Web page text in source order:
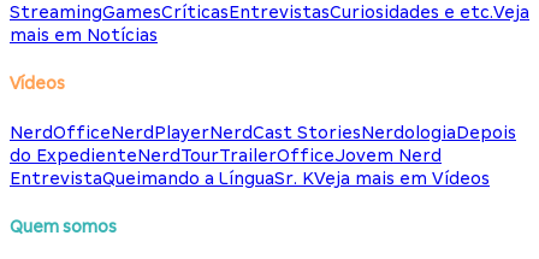
StreamingGamesCríticasEntrevistasCuriosidades e etc.Veja
mais em Notícias
Vídeos
NerdOfficeNerdPlayerNerdCast StoriesNerdologiaDepois
do ExpedienteNerdTourTrailerOfficeJovem Nerd
EntrevistaQueimando a LínguaSr. KVeja mais em Vídeos
Quem somos